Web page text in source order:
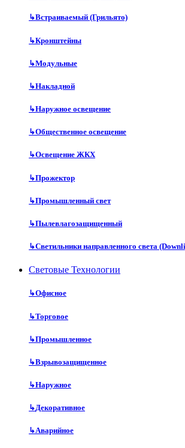
↳Встраиваемый (Грильято)
↳Кронштейны
↳Модульные
↳Накладной
↳Наружное освещение
↳Общественное освещение
↳Освещение ЖКХ
↳Прожектор
↳Промышленный свет
↳Пылевлагозащищенный
↳Светильники направленного света
Световые Технологии
↳Офисное
↳Торговое
↳Промышленное
↳Взрывозащищенное
↳Наружное
↳Декоративное
↳Аварийное